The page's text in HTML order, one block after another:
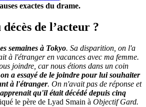
exactes du drame.
de l’acteur ?
semaines à Tokyo. Sa disparition, on l'a
à l'étranger en vacances avec ma femme.
joindre, car nous étions dans un coin
on a essayé de le joindre pour lui souhaiter
à l'étranger. On n'avait pas de réponse et
qu'il était décédé depuis cinq
le père de Lyad Smain à Objectif Gard.